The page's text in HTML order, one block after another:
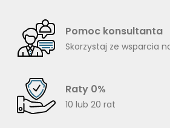
Pomoc konsultanta
Skorzystaj ze wsparcia
Raty 0%
10 lub 20 rat